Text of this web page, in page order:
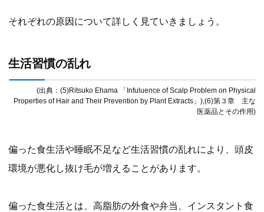
それぞれの原因について詳しく見ていきましょう。
生活習慣の乱れ
(出典：(5)Ritsuko Ehama 「Infuluence of Scalp Problem on Physical
Properties of Hair and Their Prevention by Plant Extracts」),(6)第３章 主な
医薬品とその作用)
偏った食生活や睡眠不足など生活習慣の乱れにより、頭皮
環境が悪化し抜け毛が増えることがあります。
偏った食生活とは、高脂肪の外食や弁当、インスタント食